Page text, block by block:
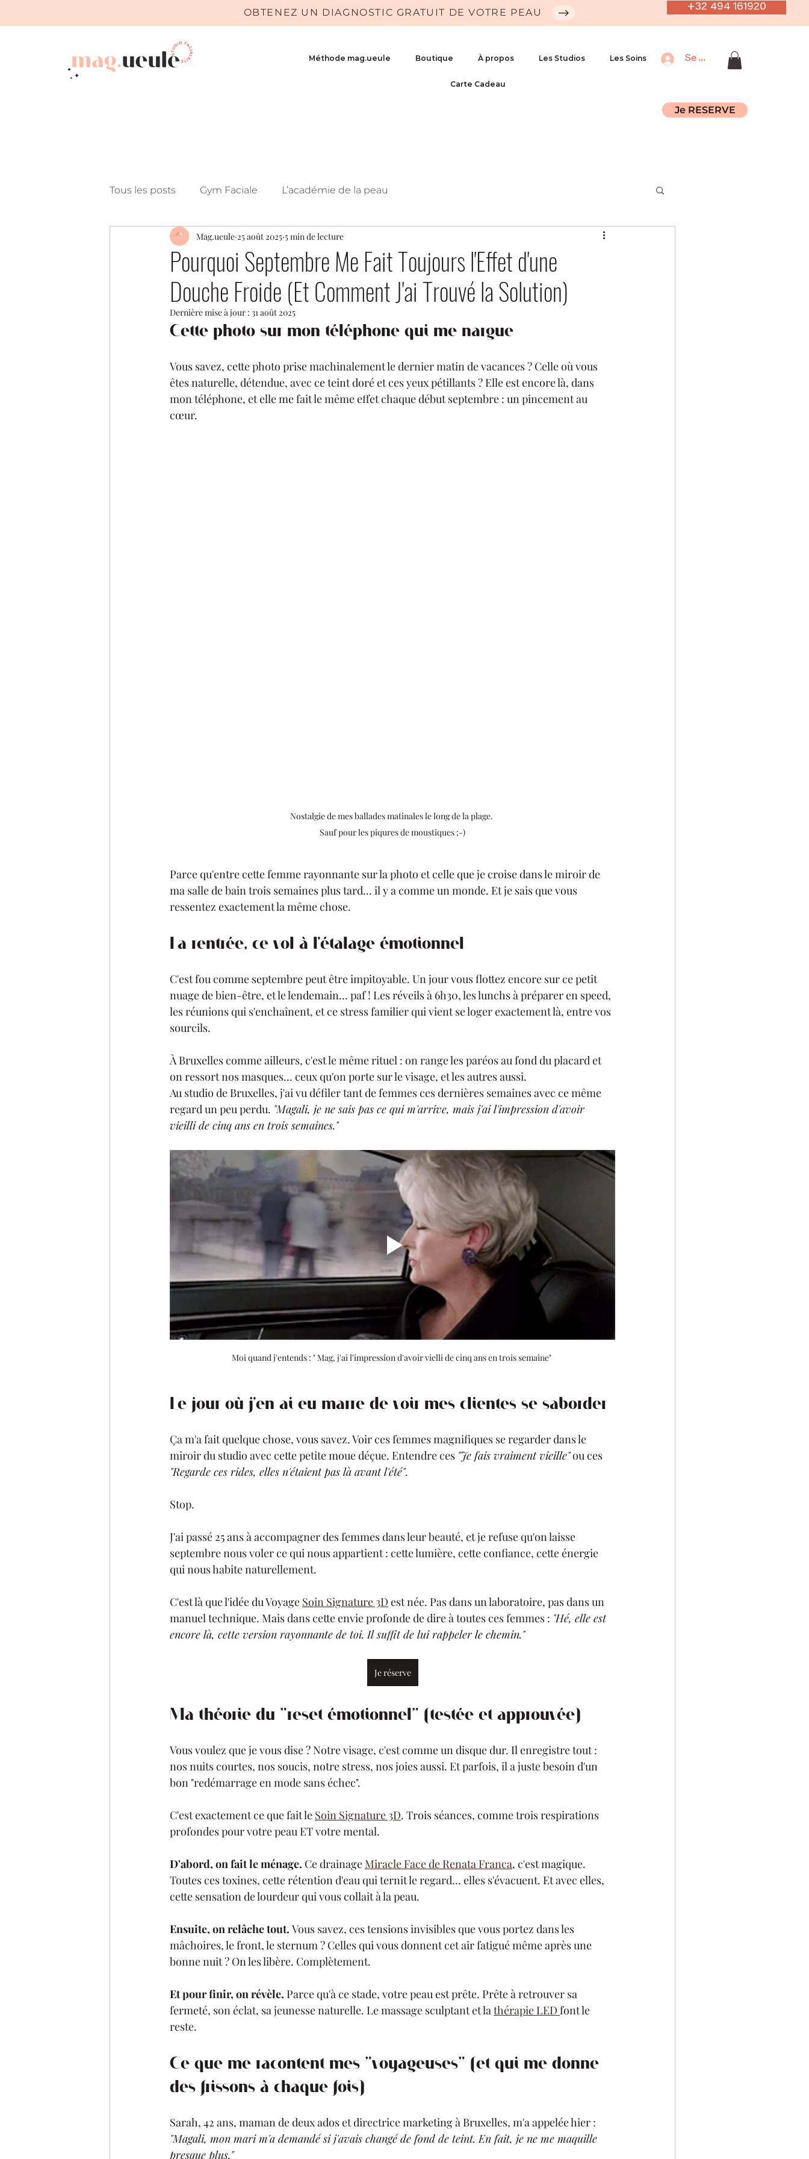
OBTENEZ UN DIAGNOSTIC GRATUIT DE VOTRE PEAU +32 494 161920
Méthode mag.ueule Boutique À propos Les Studios Les Soins
Carte Cadeau
Se connecter
Je RESERVE
Tous les posts Gym Faciale L’académie de la peau
Pourquoi Septembre Me Fait Toujours l'Effet d'une
Douche Froide (Et Comment J'ai Trouvé la Solution)
Mag.ueule 25 août 2025 5 min de lecture
Dernière mise à jour : 31 août 2025
Cette photo sur mon téléphone qui me nargue
Vous savez, cette photo prise machinalement le dernier matin de vacances ? Celle où vous
êtes naturelle, détendue, avec ce teint doré et ces yeux pétillants ? Elle est encore là, dans
mon téléphone, et elle me fait le même effet chaque début septembre : un pincement au
cœur.
Nostalgie de mes ballades matinales le long de la plage.
Sauf pour les piqures de moustiques ;-)
Parce qu'entre cette femme rayonnante sur la photo et celle que je croise dans le miroir de
ma salle de bain trois semaines plus tard... il y a comme un monde. Et je sais que vous
ressentez exactement la même chose.
La rentrée, ce vol à l'étalage émotionnel
C'est fou comme septembre peut être impitoyable. Un jour vous flottez encore sur ce petit
nuage de bien-être, et le lendemain... paf ! Les réveils à 6h30, les lunchs à préparer en speed,
les réunions qui s'enchaînent, et ce stress familier qui vient se loger exactement là, entre vos
sourcils.
À Bruxelles comme ailleurs, c'est le même rituel : on range les paréos au fond du placard et
on ressort nos masques... ceux qu'on porte sur le visage, et les autres aussi.
Au studio de Bruxelles, j'ai vu défiler tant de femmes ces dernières semaines avec ce même
regard un peu perdu. "Magali, je ne sais pas ce qui m'arrive, mais j'ai l'impression d'avoir
vieilli de cinq ans en trois semaines."
Moi quand j'entends : " Mag, j'ai l'impression d'avoir vielli de cinq ans en trois semaine"
Le jour où j'en ai eu marre de voir mes clientes se saborder
Ça m'a fait quelque chose, vous savez. Voir ces femmes magnifiques se regarder dans le
miroir du studio avec cette petite moue déçue. Entendre ces "Je fais vraiment vieille" ou ces
"Regarde ces rides, elles n'étaient pas là avant l'été".
Stop.
J'ai passé 25 ans à accompagner des femmes dans leur beauté, et je refuse qu'on laisse
septembre nous voler ce qui nous appartient : cette lumière, cette confiance, cette énergie
qui nous habite naturellement.
C'est là que l'idée du Voyage Soin Signature 3D est née. Pas dans un laboratoire, pas dans un
manuel technique. Mais dans cette envie profonde de dire à toutes ces femmes : "Hé, elle est
encore là, cette version rayonnante de toi. Il suffit de lui rappeler le chemin."
Je réserve
Ma théorie du "reset émotionnel" (testée et approuvée)
Vous voulez que je vous dise ? Notre visage, c'est comme un disque dur. Il enregistre tout :
nos nuits courtes, nos soucis, notre stress, nos joies aussi. Et parfois, il a juste besoin d'un
bon "redémarrage en mode sans échec".
C'est exactement ce que fait le Soin Signature 3D. Trois séances, comme trois respirations
profondes pour votre peau ET votre mental.
D'abord, on fait le ménage. Ce drainage Miracle Face de Renata Franca, c'est magique.
Toutes ces toxines, cette rétention d'eau qui ternit le regard... elles s'évacuent. Et avec elles,
cette sensation de lourdeur qui vous collait à la peau.
Ensuite, on relâche tout. Vous savez, ces tensions invisibles que vous portez dans les
mâchoires, le front, le sternum ? Celles qui vous donnent cet air fatigué même après une
bonne nuit ? On les libère. Complètement.
Et pour finir, on révèle. Parce qu'à ce stade, votre peau est prête. Prête à retrouver sa
fermeté, son éclat, sa jeunesse naturelle. Le massage sculptant et la thérapie LED font le
reste.
Ce que me racontent mes "voyageuses" (et qui me donne
des frissons à chaque fois)
Sarah, 42 ans, maman de deux ados et directrice marketing à Bruxelles, m'a appelée hier :
"Magali, mon mari m'a demandé si j'avais changé de fond de teint. En fait, je ne me maquille
presque plus."